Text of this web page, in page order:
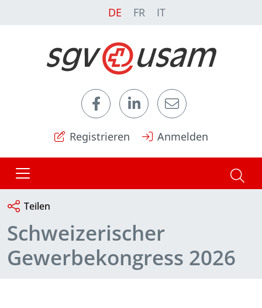
DE FR IT
Registrieren Anmelden
Teilen
Schweizerischer
Gewerbekongress 2026